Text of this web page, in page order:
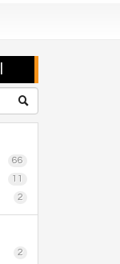
66
11
2
2